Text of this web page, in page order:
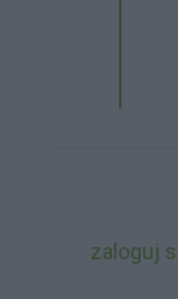
zaloguj